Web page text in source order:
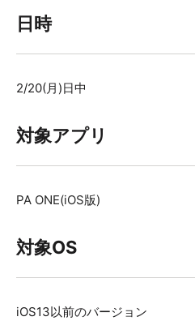
日時
2/20(月)日中
対象アプリ
PA ONE(iOS版)
対象OS
iOS13以前のバージョン